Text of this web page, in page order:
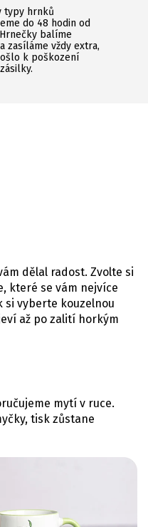
typy hrnků
do 48 hodin od
balíme
zasíláme vždy extra,
k poškození
dělal radost. Zvolte si
které se vám nejvíce
si vyberte kouzelnou
až po zalití horkým
mytí v ruce.
tisk zůstane